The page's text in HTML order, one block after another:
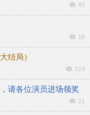
45
16
结局）
224
请各位演员进场领奖
21